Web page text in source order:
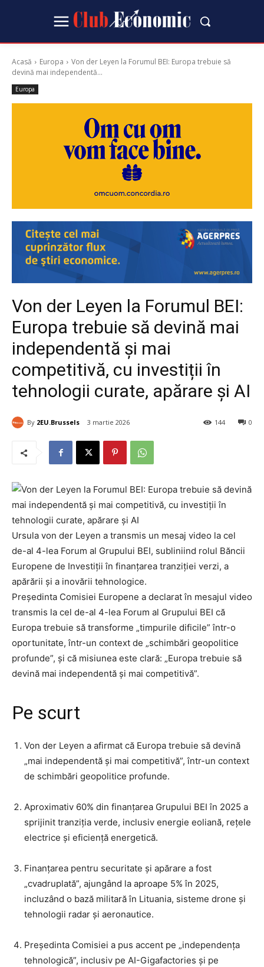
Acasă Europa
Von der Leyen la Forumul BEI: Europa trebuie să
devină mai independentă...
Europa
Von der Leyen la Forumul BEI:
Europa trebuie să devină mai
independentă și mai
competitivă, cu investiții în
tehnologii curate, apărare și AI
By 2EU.Brussels 3 martie 2026 0
144
Ursula von der Leyen a transmis un mesaj video la cel
de-al 4-lea Forum al Grupului BEI, subliniind rolul Băncii
Europene de Investiții în finanțarea tranziției verzi, a
apărării și a inovării tehnologice.
Președinta Comisiei Europene a declarat în mesajul video
transmis la cel de-al 4-lea Forum al Grupului BEI că
Europa trebuie să transforme „timpurile dificile” într-o
oportunitate, într-un context de „schimbări geopolitice
profunde”, și că misiunea este clară: „Europa trebuie să
devină mai independentă și mai competitivă”.
Pe scurt
Von der Leyen a afirmat că Europa trebuie să devină
„mai independentă și mai competitivă”, într-un context
de schimbări geopolitice profunde.
Aproximativ 60% din finanțarea Grupului BEI în 2025 a
sprijinit tranziția verde, inclusiv energie eoliană, rețele
electrice și eficiență energetică.
Finanțarea pentru securitate și apărare a fost
„cvadruplată”, ajungând la aproape 5% în 2025,
incluzând o bază militară în Lituania, sisteme drone și
tehnologii radar și aeronautice.
Președinta Comisiei a pus accent pe „independența
tehnologică”, inclusiv pe AI-Gigafactories și pe